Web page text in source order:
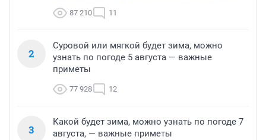
87 210 11
2
Суровой или мягкой будет зима, можно
узнать по погоде 5 августа — важные
приметы
77 928 12
3
Какой будет зима, можно узнать по погоде 7
августа, — важные приметы